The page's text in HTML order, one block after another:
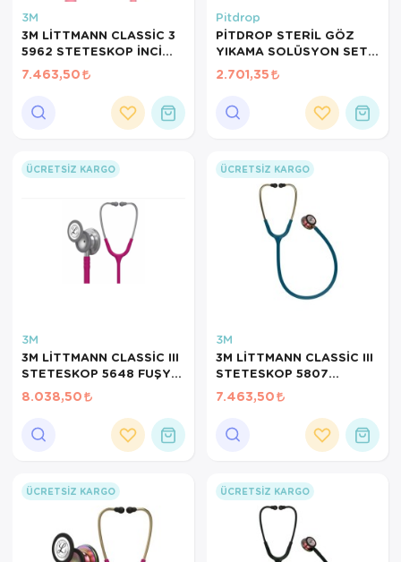
Tansiyon
Tıbbi Cihazlar
Hasta Bakım Ürünleri
Hasta Bakım Ürünleri
Hava nemlendirici
Kişisel Bakım ve Sağlık
Kişisel Bakım ve Sağlık
Ortopedi Ürünleri
Ortopedi Ürünleri
Ortopedi Ürünleri
Ortopedi Ürünleri
3M
3M LİTTMANN CLASSİC 3
5962 STETESKOP İNCİ
PEMBESİ & AYNALI ÇAN
STETOSKOP
7.463,50
Pitdrop
PİTDROP STERİL GÖZ
YIKAMA SOLÜSYON SET
2Lİ AYNALI İSTASYON
PH074+P074 MAVİ MAVİ
2.701,35
ÜCRETSIZ KARGO
3M
3M LİTTMANN CLASSİC III
STETESKOP 5648 FUŞYA
RASPBERRY
8.038,50
ÜCRETSIZ KARGO
3M
3M LİTTMANN CLASSİC III
STETESKOP 5807
KARAYİP MAVİ RAİNBOW
7.463,50
ÜCRETSIZ KARGO ÜCRETSIZ KARGO